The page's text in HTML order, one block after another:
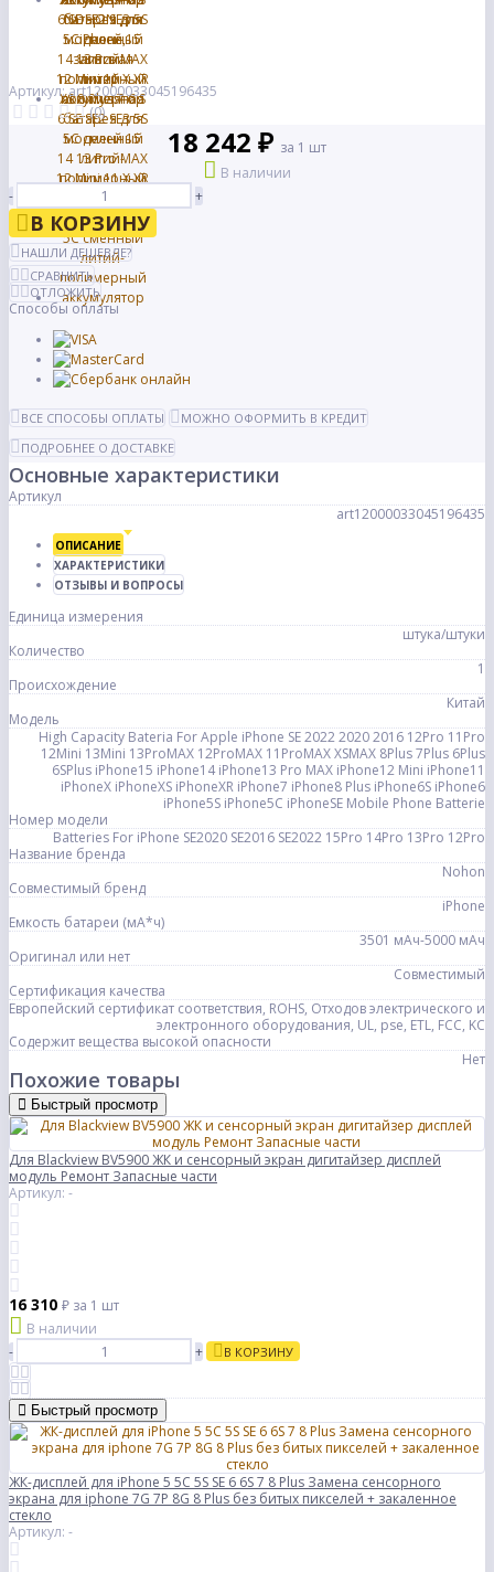
Артикул: art12000033045196435
(0)
18 242 ₽ за 1 шт
В наличии
-
+
В КОРЗИНУ
НАШЛИ ДЕШЕВЛЕ?
СРАВНИТЬ
ОТЛОЖИТЬ
Способы оплаты
ВСЕ СПОСОБЫ ОПЛАТЫ
МОЖНО ОФОРМИТЬ В КРЕДИТ
ПОДРОБНЕЕ О ДОСТАВКЕ
Основные характеристики
Артикул
art12000033045196435
ОПИСАНИЕ
ХАРАКТЕРИСТИКИ
ОТЗЫВЫ И ВОПРОСЫ
Единица измерения
штука/штуки
Количество
1
Происхождение
Китай
Модель
High Capacity Bateria For Apple iPhone SE 2022 2020 2016 12Pro 11Pro
12Mini 13Mini 13ProMAX 12ProMAX 11ProMAX XSMAX 8Plus 7Plus 6Plus
6SPlus iPhone15 iPhone14 iPhone13 Pro MAX iPhone12 Mini iPhone11
iPhoneX iPhoneXS iPhoneXR iPhone7 iPhone8 Plus iPhone6S iPhone6
iPhone5S iPhone5C iPhoneSE Mobile Phone Batterie
Номер модели
Batteries For iPhone SE2020 SE2016 SE2022 15Pro 14Pro 13Pro 12Pro
Название бренда
Nohon
Совместимый бренд
iPhone
Емкость батареи (мА*ч)
3501 мАч-5000 мАч
Оригинал или нет
Совместимый
Сертификация качества
Европейский сертификат соответствия, ROHS, Отходов электрического и
электронного оборудования, UL, pse, ETL, FCC, KC
Содержит вещества высокой опасности
Нет
Похожие товары
Быстрый просмотр
Для Blackview BV5900 ЖК и сенсорный экран дигитайзер дисплей
модуль Ремонт Запасные части
Артикул: -
16 310 ₽ за 1 шт
В наличии
-
+ В КОРЗИНУ
Быстрый просмотр
ЖК-дисплей для iPhone 5 5C 5S SE 6 6S 7 8 Plus Замена сенсорного
экрана для iphone 7G 7P 8G 8 Plus без битых пикселей + закаленное
стекло
Артикул: -